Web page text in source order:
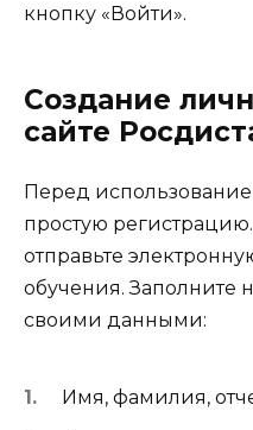
кнопку «Войти».
Создание
сайте
Перед
простую
отправьте
обучения. Заполните
своими данными:
Имя, фамилия,